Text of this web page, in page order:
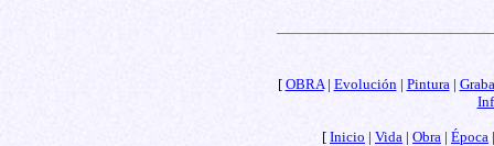
[ OBRA| Evolución| Pintura|
[ Inicio | Vida | Obra | Época